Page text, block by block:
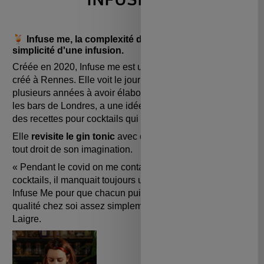
🍹
Infuse me, la complexité d'un cocktail à travers la
simplicité d'une infusion.
Créée en 2020, Infuse me est une
créé à Rennes. Elle voit le jour grâce à Chloë qui après
plusieurs années à avoir élaborées des cocktails dans
les bars de Londres, a une idée plutôt originale : créer
des recettes pour cocktails qui infusent à froid.
Elle revisite le gin tonicavec des infusions qui sortent
tout droit de son imagination.
« Pendant le covid on me contactait pour des recettes de
cocktails, il manquait toujours un ingrédient alors j’ai créé
Infuse Me pour que chacun puisse faire des cocktails de
qualité chez soi assez simplement », explique Chloë
Laigre.